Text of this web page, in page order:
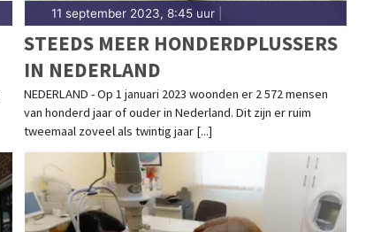
11 september 2023, 8:45 uur|
STEEDS MEER HONDERDPLUSSERS
IN NEDERLAND
NEDERLAND - Op 1 januari 2023 woonden er 2 572 mensen
van honderd jaar of ouder in Nederland. Dit zijn er ruim
tweemaal zoveel als twintig jaar [...]